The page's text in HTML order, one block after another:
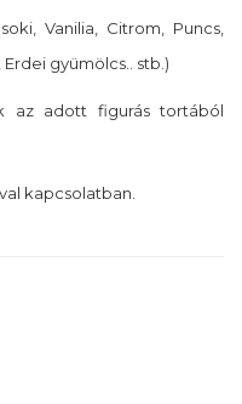
Vanilia, Citrom, Puncs,
gyümölcs.. stb.)
az adott figurás tortából
kapcsolatban.